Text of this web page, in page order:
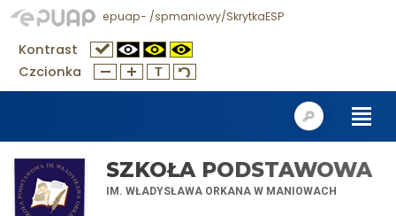
epuap- /spmaniowy/SkrytkaESP
Kontrast
Czcionka
SZKOŁA PODSTAWOWA
IM. WŁADYSŁAWA ORKANA W MANIOWACH